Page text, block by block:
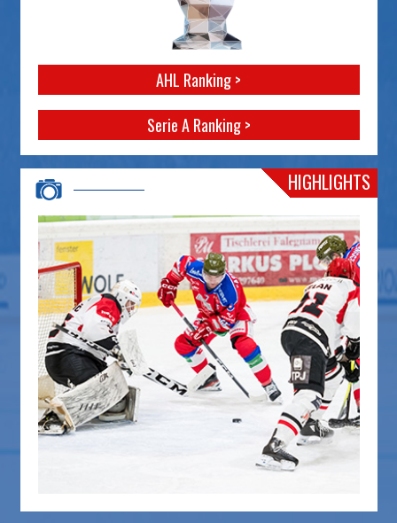
AHL Ranking >
Serie A Ranking >
HIGHLIGHTS